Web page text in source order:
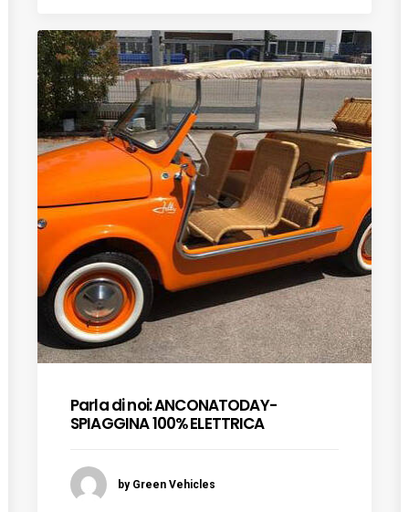
Parla di noi: ANCONATODAY-
SPIAGGINA 100% ELETTRICA
by Green Vehicles